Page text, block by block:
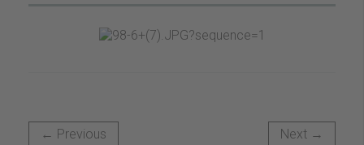
← Previous Next →